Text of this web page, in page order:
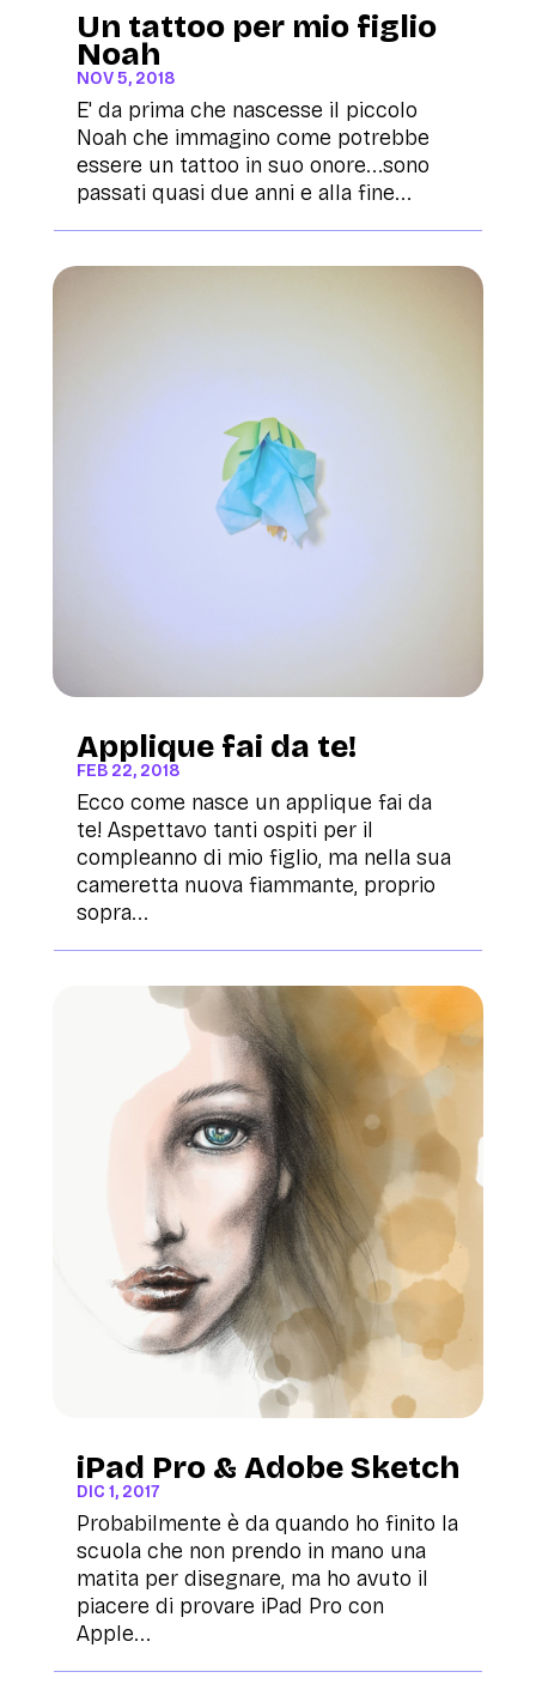
Un tattoo per mio figlio
Noah
NOV 5, 2018
E' da prima che nascesse il piccolo
Noah che immagino come potrebbe
essere un tattoo in suo onore...sono
passati quasi due anni e alla fine...
Applique fai da te!
FEB 22, 2018
Ecco come nasce un applique fai da
te! Aspettavo tanti ospiti per il
compleanno di mio figlio, ma nella sua
cameretta nuova fiammante, proprio
sopra...
iPad Pro & Adobe Sketch
DIC 1, 2017
Probabilmente è da quando ho finito la
scuola che non prendo in mano una
matita per disegnare, ma ho avuto il
piacere di provare iPad Pro con
Apple...